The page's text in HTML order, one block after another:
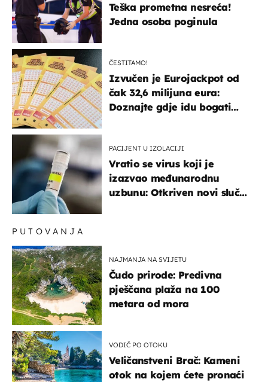
Teška prometna nesreća!
Jedna osoba poginula
ČESTITAMO!
Izvučen je Eurojackpot od
čak 32,6 milijuna eura:
Doznajte gdje idu bogati
PACIJENT U IZOLACIJI
Vratio se virus koji je
izazvao međunarodnu
uzbunu: Otkriven novi slučaj
PUTOVANJA
NAJMANJA NA SVIJETU
Čudo prirode: Predivna
pješčana plaža na 100
metara od mora
VODIČ PO OTOKU
Veličanstveni Brač: Kameni
otok na kojem ćete pronaći